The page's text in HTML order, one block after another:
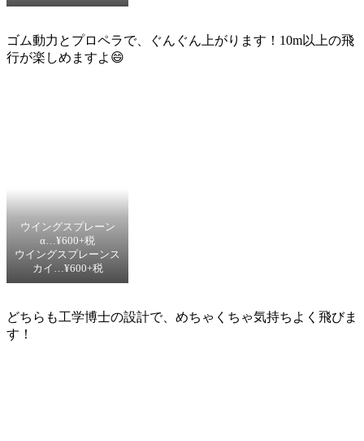
ゴム動力とプロペラで、ぐんぐん上がります！10m以上の飛
行が楽しめますよ😄
ウイングスプレーン
α…¥600+税
ウイングスプレーンス
カイ…¥600+税
どちらも工学博士の設計で、めちゃくちゃ気持ちよく飛びま
す！